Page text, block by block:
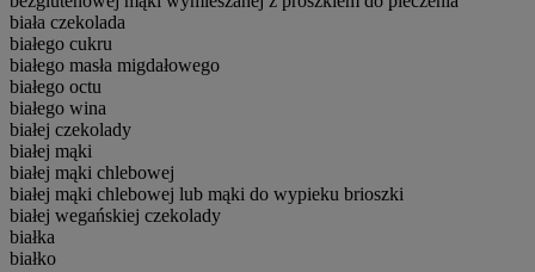
biała czekolada
białego cukru
białego masła migdałowego
białego octu
białego wina
białej czekolady
białej mąki
białej mąki chlebowej
białej mąki chlebowej lub mąki do wypieku brioszki
białej wegańskiej czekolady
białka
białko